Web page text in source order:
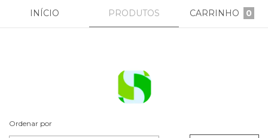
INÍCIO PRODUTOS CARRINHO 0
Início / espiritualidae
Ordenar por